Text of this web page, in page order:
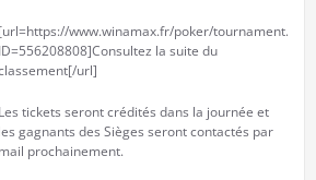
[url=https://www.winamax.fr/poker/tournament.php?
ID=556208808]Consultez la suite du
url]
Les tickets seront crédités dans la journée et
les gagnants des Sièges seront contactés par
mail prochainement.